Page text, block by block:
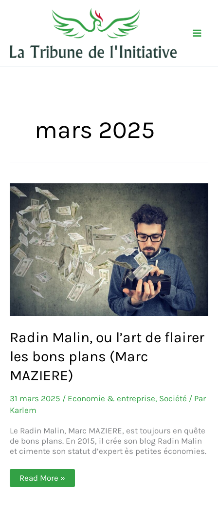
mars 2025
Radin Malin, ou l’art de flairer
les bons plans (Marc
MAZIERE)
31 mars 2025 / Economie & entreprise, Société / Par
Karlem
Le Radin Malin, Marc MAZIERE, est toujours en quête
de bons plans. En 2015, il crée son blog Radin Malin
et cimente son statut d’expert ès petites économies.
Radin
Malin,
Read More »